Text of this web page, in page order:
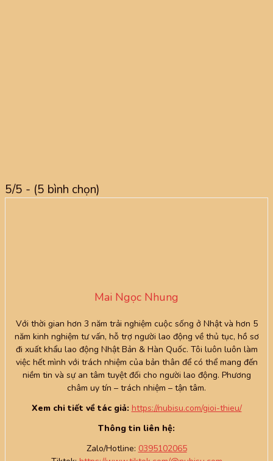
5/5 - (5 bình chọn)
Mai Ngọc Nhung
Với thời gian hơn 3 năm trải nghiệm cuộc sống ở Nhật và hơn 5
năm kinh nghiệm tư vấn, hỗ trợ người lao động về thủ tục, hồ sơ
đi xuất khẩu lao động Nhật Bản & Hàn Quốc. Tôi luôn luôn làm
việc hết mình với trách nhiệm của bản thân để có thể mang đến
niềm tin và sự an tâm tuyệt đối cho người lao động. Phương
châm uy tín – trách nhiệm – tận tâm.
Xem chi tiết về tác giả: https://nubisu.com/gioi-thieu/
Thông tin liên hệ:
Zalo/Hotline: 0395102065